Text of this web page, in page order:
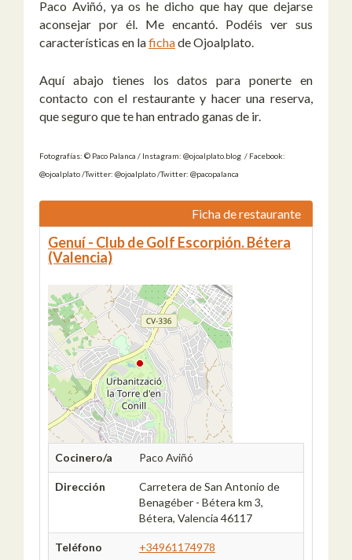
Paco Aviñó, ya os he dicho que hay que dejarse
aconsejar por él. Me encantó. Podéis ver sus
características en lafichade Ojoalplato.
Aquí abajo tienes los datos para ponerte en
contacto con el restaurante y hacer una reserva,
que seguro que te han entrado ganas de ir.
Fotografías: © Paco Palanca / Instagram: @ojoalplato.blog / Facebook:
@ojoalplato /Twitter: @ojoalplato /Twitter: @pacopalanca
Ficha de restaurante
Genuí - Club de Golf Escorpión. Bétera
(Valencia)
Cocinero/a Paco Aviñó
Dirección
Carretera de San Antonio de
Benagéber - Bétera km 3,
Bétera, Valencia 46117
Teléfono +34961174978